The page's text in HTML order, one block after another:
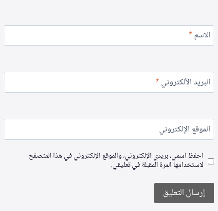
الاسم*
البريد الألكتروني*
الموقع الإلكتروني
احفظ اسمي، بريدي الإلكتروني، والموقع الإلكتروني في هذا المتصفح
لاستخدامها المرة المقبلة في تعليقي.